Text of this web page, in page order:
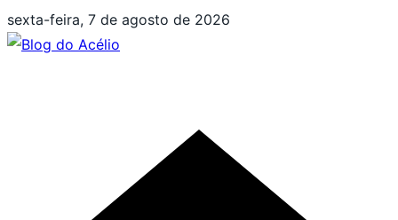
Pular
para
sexta-feira, 7 de agosto de 2026